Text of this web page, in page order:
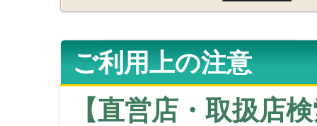
ご利用上の注意
【直営店・取扱店